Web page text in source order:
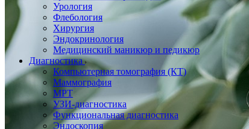
Урология
Флебология
Хирургия
Эндокринология
Медицинский маникюр и педикюр
Диагностика
Компьютерная томография (КТ)
Маммография
МРТ
УЗИ-диагностика
Функциональная диагностика
Эндоскопия